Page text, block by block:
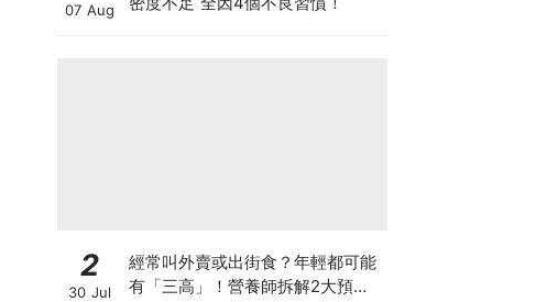
07 Aug
2
30 Jul
經常叫外賣或出街食？年輕都可能
有「三高」！營養師拆解2大預防